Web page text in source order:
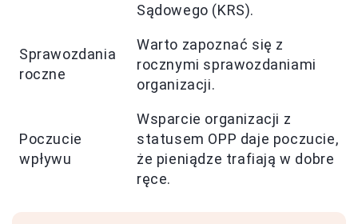
Sądowego (KRS).
Sprawozdania
roczne
Warto zapoznać się z
rocznymi sprawozdaniami
organizacji.
Poczucie
wpływu
Wsparcie organizacji z
statusem OPP daje poczucie,
że pieniądze trafiają w dobre
ręce.